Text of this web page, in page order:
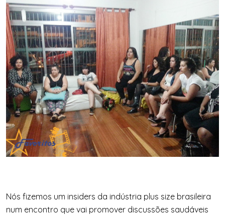
Nós fizemos um insiders da indústria plus size brasileira
num encontro que vai promover discussões saudáveis